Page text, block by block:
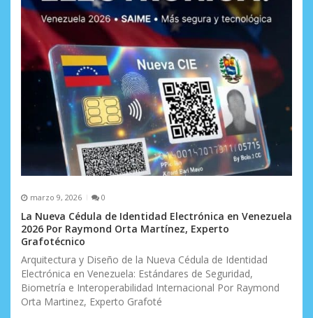
marzo 9, 2026 0
La Nueva Cédula de Identidad Electrónica en Venezuela
2026 Por Raymond Orta Martínez, Experto
Grafotécnico
Arquitectura y Diseño de la Nueva Cédula de Identidad
Electrónica en Venezuela: Estándares de Seguridad,
Biometría e Interoperabilidad Internacional Por Raymond
Orta Martinez, Experto Grafoté